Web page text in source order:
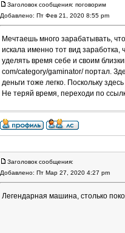
Заголовок сообщения: поговорим
Добавлено: Пт Фев 21, 2020 8:55 pm
Мечтаешь много зарабатывать,
искала именно тот вид
уделять время себе и своим
com/category/gaminator/ портал.
деньги тоже легко. Поскольку
Не теряй время, переходи по
Заголовок сообщения:
Добавлено: Пт Мар 27, 2020 4:27 pm
Легендарная машина, столько